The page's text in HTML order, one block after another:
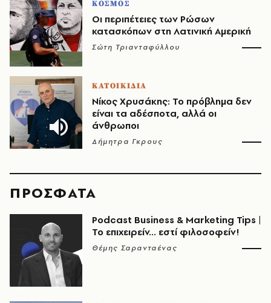
ΚΟΣΜΟΣ
Οι περιπέτειες των Ρώσων
κατασκόπων στη Λατινική Αμερική
Σώτη Τριανταφύλλου
ΚΑΤΟΙΚΙΔΙΑ
Νίκος Χρυσάκης: Το πρόβλημα δεν
είναι τα αδέσποτα, αλλά οι
άνθρωποι
Δήμητρα Γκρους
ΠΡΟΣΦΑΤΑ
Podcast Business & Marketing Tips |
Το επιχειρείν... εστί φιλοσοφείν!
Θέμης Σαρανταένας